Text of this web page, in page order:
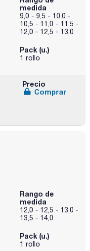
medida
9,0 - 9,5 - 10,0 -
10,5 - 11,0 - 11,5 -
12,0 - 12,5 - 13,0
Pack (u.)
1 rollo
Precio
Comprar
Rango de
medida
12,0 - 12,5 - 13,0 -
13,5 - 14,0
Pack (u.)
1 rollo